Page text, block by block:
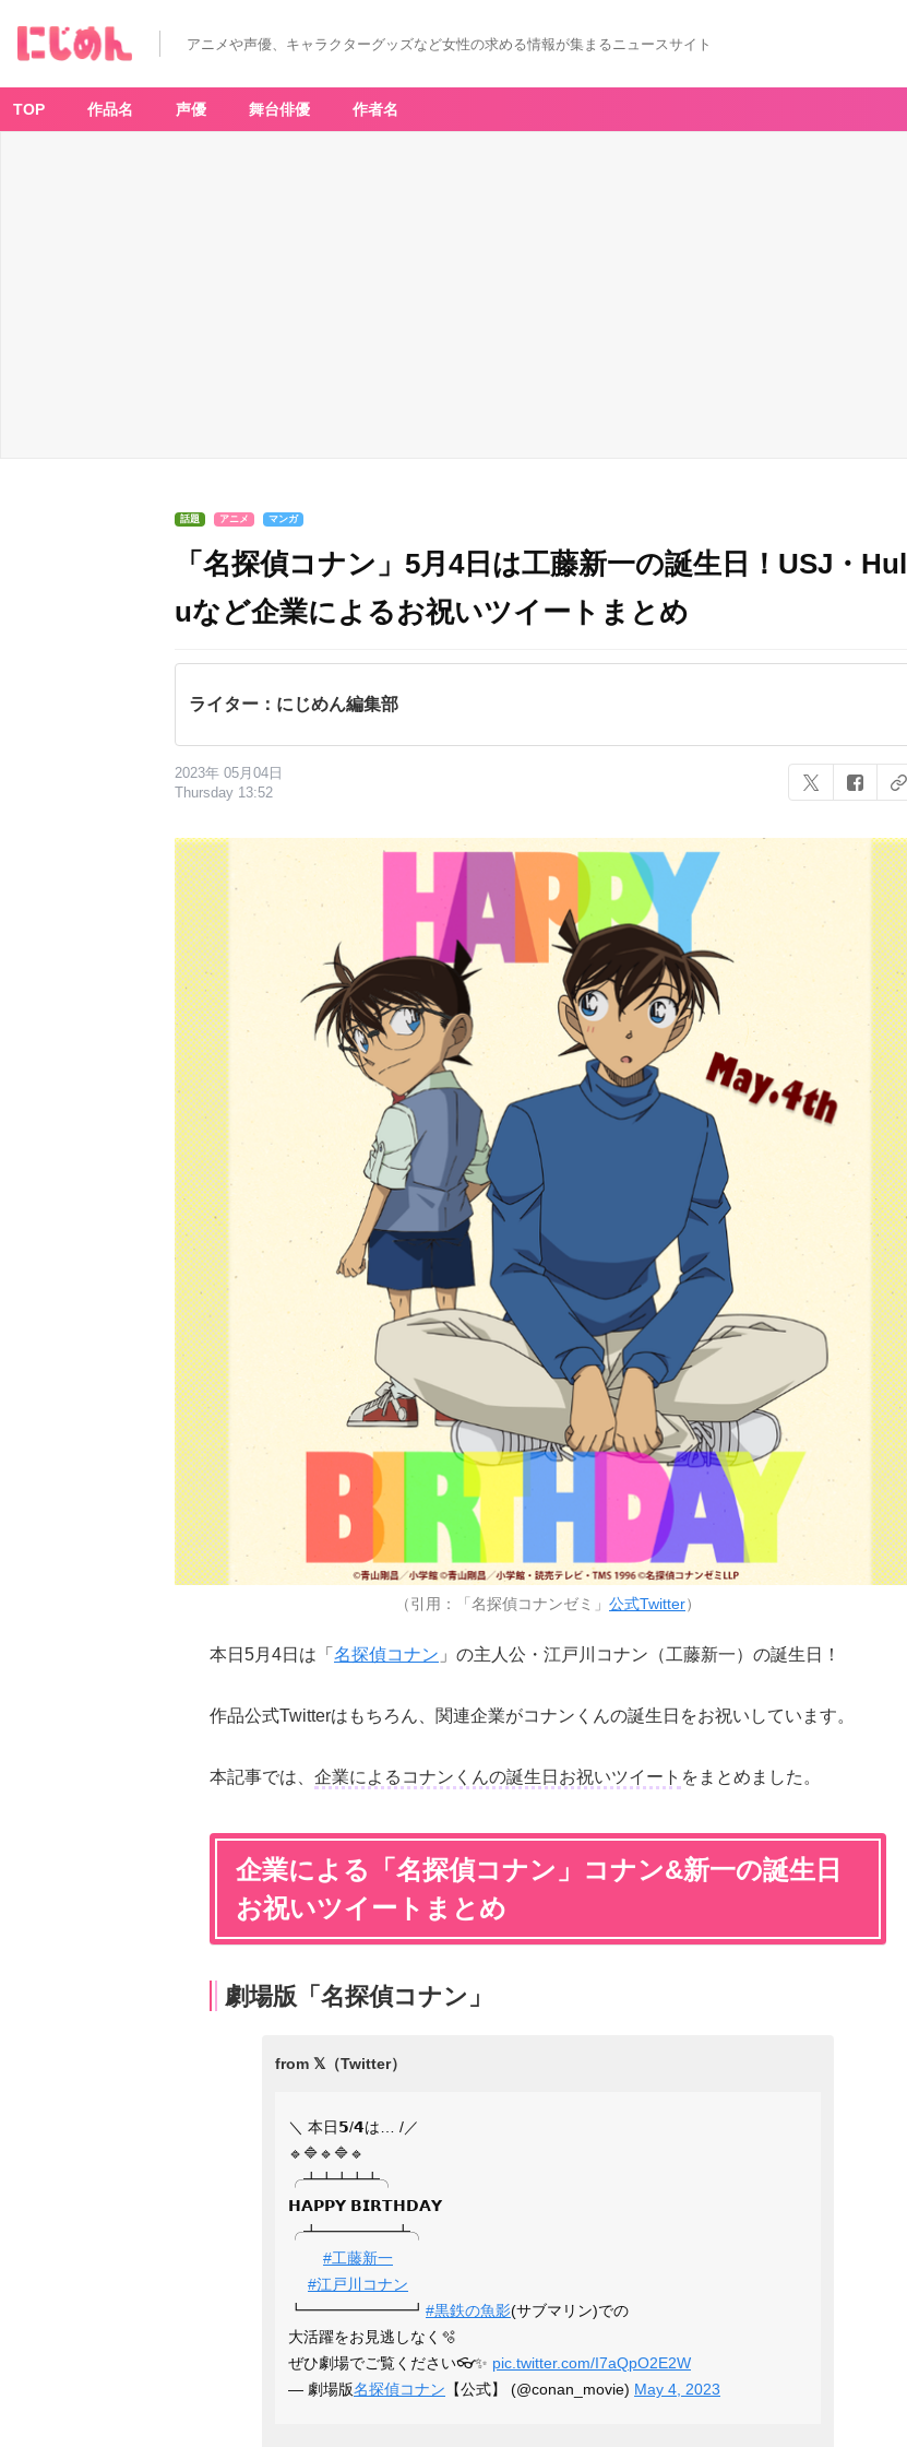
アニメや声優、キャラクターグッズなど女性の求める情報が集まるニュースサイト
TOP 作品名 声優 舞台俳優 作者名
話題 アニメ マンガ
「名探偵コナン」5月4日は工藤新一の誕生日！USJ・Hul
uなど企業によるお祝いツイートまとめ
ライター：にじめん編集部
2023年 05月04日
Thursday 13:52
（引用：「名探偵コナンゼミ」 公式Twitter）
本日5月4日は「 名探偵コナン 」の主人公・江戸川コナン（工藤新一）の誕生日！
作品公式Twitterはもちろん、関連企業がコナンくんの誕生日をお祝いしています。
本記事では、 企業によるコナンくんの誕生日お祝いツイート をまとめました。
企業による「名探偵コナン」コナン&新一の誕生日
お祝いツイートまとめ
劇場版「名探偵コナン」
＼ 本日𝟱/𝟰は… /／
🔹🔷🔹🔷🔹
╭┻┻┻┻┻╮
𝗛𝗔𝗣𝗣𝗬 𝗕𝗜𝗥𝗧𝗛𝗗𝗔𝗬
╭┻━━━━━┻╮
#工藤新一
#江戸川コナン
┗━━━━━━━┛ #黒鉄の魚影(サブマリン)での
大活躍をお見逃しなく🫧
ぜひ劇場でご覧ください👓✨ pic.twitter.com/I7aQpO2E2W
— 劇場版名探偵コナン 【公式】 (@conan_movie) May 4, 2023